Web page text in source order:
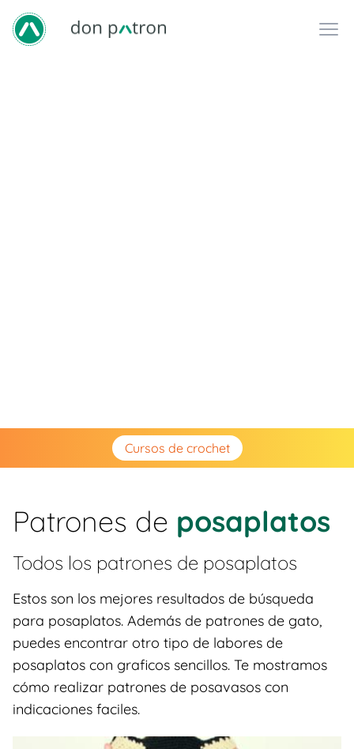
Cursos de crochet
Patrones de posaplatos
Todos los patrones de posaplatos
Estos son los mejores resultados de búsqueda
para posaplatos. Además de patrones de gato,
puedes encontrar otro tipo de labores de
posaplatos con graficos sencillos. Te mostramos
cómo realizar patrones de posavasos con
indicaciones faciles.